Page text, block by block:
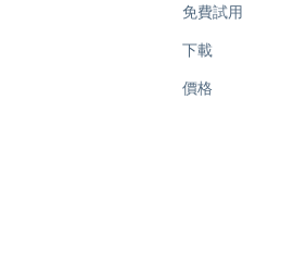
免費試用
下載
價格